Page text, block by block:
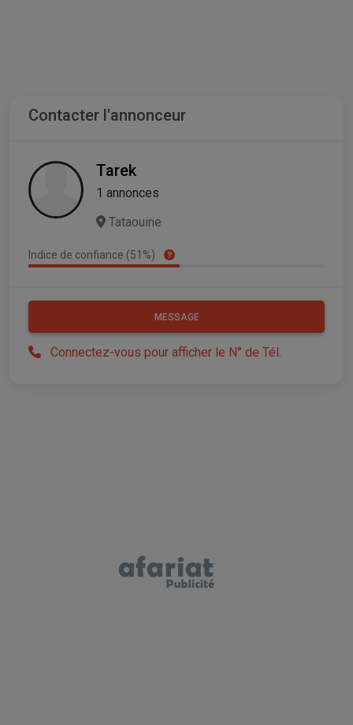
Contacter l'annonceur
Tarek
1 annonces
Tataouine
Indice de confiance (51%)
MESSAGE
Connectez-vous pour afficher le N° de Tél.